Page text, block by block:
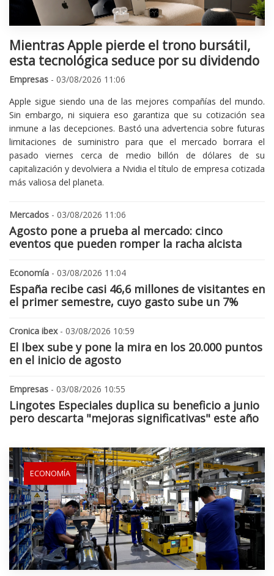
Mientras Apple pierde el trono bursátil,
esta tecnológica seduce por su dividendo
Empresas - 03/08/2026 11:06
Apple sigue siendo una de las mejores compañías del mundo.
Sin embargo, ni siquiera eso garantiza que su cotización sea
inmune a las decepciones. Bastó una advertencia sobre futuras
limitaciones de suministro para que el mercado borrara el
pasado viernes cerca de medio billón de dólares de su
capitalización y devolviera a Nvidia el título de empresa cotizada
más valiosa del planeta.
Mercados - 03/08/2026 11:06
Agosto pone a prueba al mercado: cinco
eventos que pueden romper la racha alcista
Economía - 03/08/2026 11:04
España recibe casi 46,6 millones de visitantes en
el primer semestre, cuyo gasto sube un 7%
Cronica ibex- 03/08/2026 10:59
El Ibex sube y pone la mira en los 20.000 puntos
en el inicio de agosto
Empresas - 03/08/2026 10:55
Lingotes Especiales duplica su beneficio a junio
pero descarta "mejoras significativas" este año
ECONOMÍA